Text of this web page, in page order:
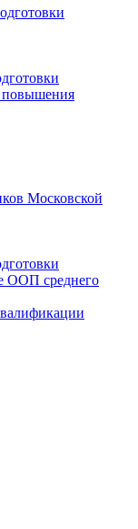
повышения
Московской
ООП среднего